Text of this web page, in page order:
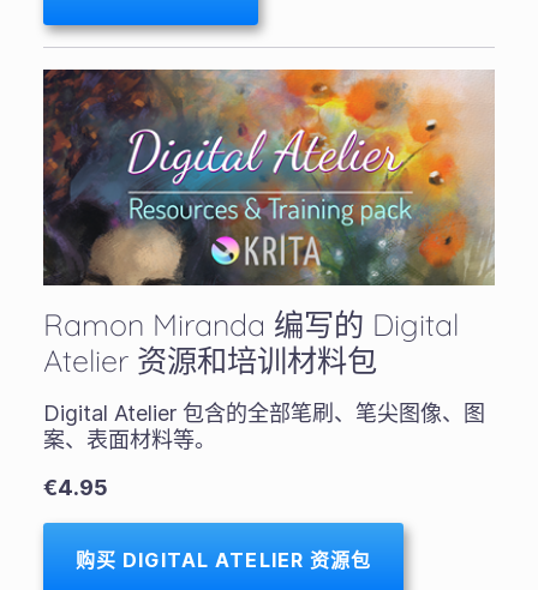
Ramon Miranda 编写的 Digital
Atelier 资源和培训材料包
Digital Atelier 包含的全部笔刷、笔尖图像、图
案、表面材料等。
€4.95
购买 DIGITAL ATELIER 资源包